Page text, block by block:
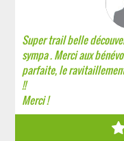
Super trail belle
sympa . Merci aux
parfaite, le
!!
Merci !